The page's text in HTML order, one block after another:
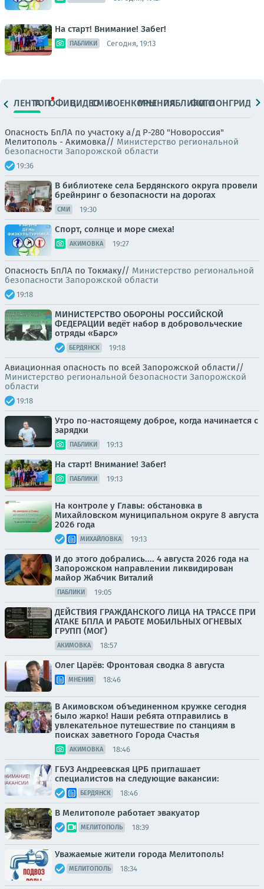
На старт! Внимание! Забег!
ПАБЛИКИ Сегодня, 19:13
ЛЕНТАТОПОФИЦ.ВИДЕОСМИВОЕНКОРЫМНЕНИЯПАБЛИКИ
ФОТОЛОНГРИДЫ
Опасность БпЛА по участоку а/д Р-280 "Новороссия"
Мелитополь - Акимовка// Министерство региональной
безопасности Запорожской области
19:36
В библиотеке села Бердянского округа провели
брейнринг о безопасности на дорогах
СМИ 19:30
Спорт, солнце и море смеха!
АКИМОВКА 19:27
Опасность БпЛА по Токмаку// Министерство региональной
безопасности Запорожской области
19:18
МИНИСТЕРСТВО ОБОРОНЫ РОССИЙСКОЙ
ФЕДЕРАЦИИ ведёт набор в добровольческие
отряды «Барс»
БЕРДЯНСК 19:18
Авиационная опасность по всей Запорожской области//
Министерство региональной безопасности Запорожской
области
19:18
Утро по-настоящему доброе, когда начинается с
зарядки
ПАБЛИКИ 19:13
На старт! Внимание! Забег!
ПАБЛИКИ 19:13
На контроле у Главы: обстановка в
Михайловском муниципальном округе 8 августа
2026 года
МИХАЙЛОВКА 19:13
И до этого добрались.... 4 августа 2026 года на
Запорожском направлении ликвидирован
майор Жабчик Виталий
ПАБЛИКИ 19:05
ДЕЙСТВИЯ ГРАЖДАНСКОГО ЛИЦА НА ТРАССЕ ПРИ
АТАКЕ БПЛА И РАБОТЕ МОБИЛЬНЫХ ОГНЕВЫХ
ГРУПП (МОГ)
АКИМОВКА 18:57
Олег Царёв: Фронтовая сводка 8 августа
МНЕНИЯ 18:46
В Акимовском объединенном кружке сегодня
было жарко! Наши ребята отправились в
увлекательное путешествие по станциям в
поисках заветного Города Счастья
АКИМОВКА 18:46
ГБУЗ Андреевская ЦРБ приглашает
специалистов на следующие вакансии:
БЕРДЯНСК 18:46
В Мелитополе работает эвакуатор
МЕЛИТОПОЛЬ 18:39
Уважаемые жители города Мелитополь!
МЕЛИТОПОЛЬ 18:34